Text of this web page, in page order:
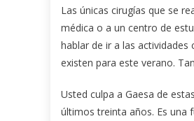
Las únicas cirugías que se
médica o a un centro de
hablar de ir a las
existen para este verano.
Usted culpa a Gaesa de
últimos treinta años. Es una